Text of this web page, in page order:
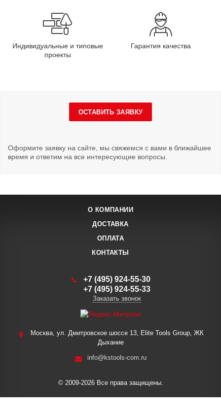
Индивидуальные и типовые
проекты
Гарантия качества
ОСТАВИТЬ ЗАЯВКУ
Оформите заявку на сайте, мы свяжемся с вами в ближайшее
время и ответим на все интересующие вопросы.
О КОМПАНИИ
ДОСТАВКА
ОПЛАТА
КОНТАКТЫ
+7 (495) 924-55-30
+7 (495) 924-55-33
Заказать звонок
Москва, ул. Дмитровское шоссе 13, Elite Tools Group, ЖК
Дыхание
info@kstools-com.ru
© 2009-2026 Все права защищены.